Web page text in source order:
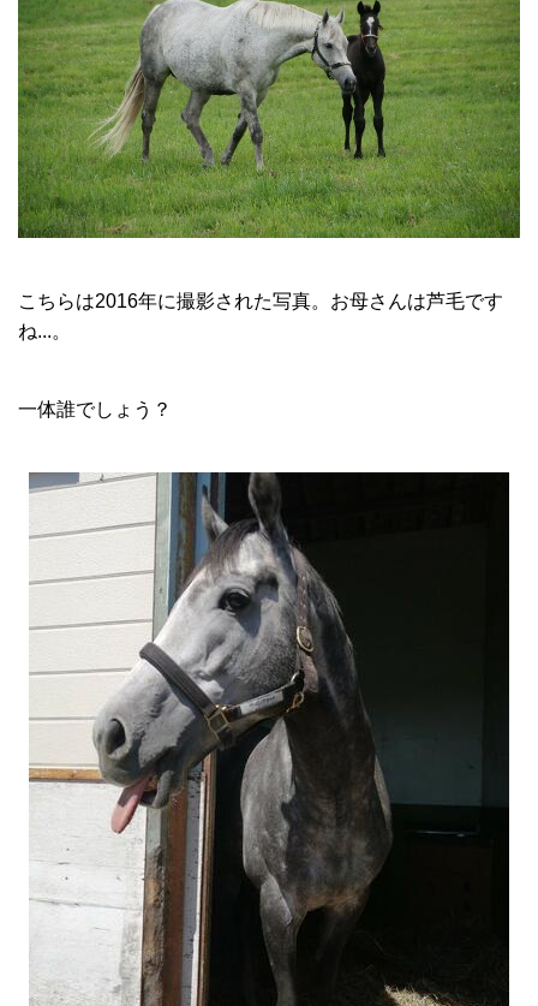
こちらは2016年に撮影された写真。お母さんは芦毛です
ね...。
一体誰でしょう？